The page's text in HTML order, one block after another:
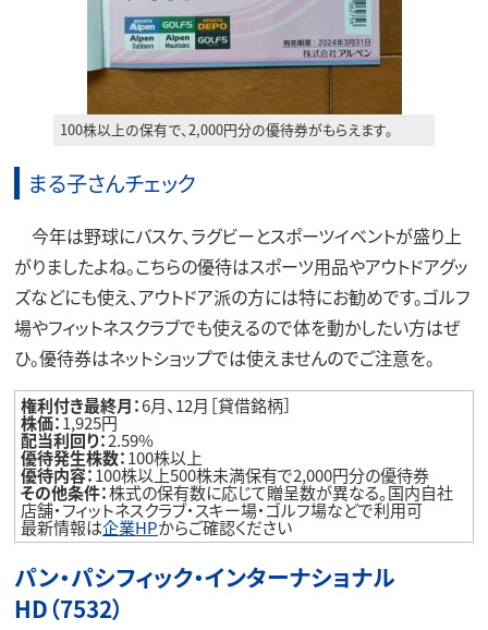
100株以上の保有で、2,000円分の優待券がもらえます。
まる子さんチェック
今年は野球にバスケ、ラグビーとスポーツイベントが盛り上
がりましたよね。こちらの優待はスポーツ用品やアウトドアグッ
ズなどにも使え、アウトドア派の方には特にお勧めです。ゴルフ
場やフィットネスクラブでも使えるので体を動かしたい方はぜ
ひ。優待券はネットショップでは使えませんのでご注意を。
権利付き最終月：6月、12月［貸借銘柄］
株価：1,925円
配当利回り：2.59%
優待発生株数：100株以上
優待内容：100株以上500株未満保有で2,000円分の優待券
その他条件：株式の保有数に応じて贈呈数が異なる。国内自社
店舗・フィットネスクラブ・スキー場・ゴルフ場などで利用可
最新情報は企業HPからご確認ください
パン・パシフィック・インターナショナル
HD（7532）